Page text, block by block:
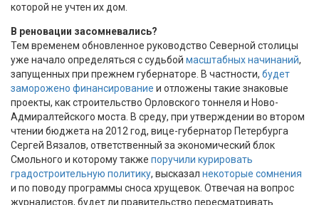
которой не учтен их дом.
В реновации засомневались?
Тем временем обновленное руководство Северной столицы
уже начало определяться с судьбой масштабных начинаний,
запущенных при прежнем губернаторе. В частности, будет
заморожено финансирование и отложены такие знаковые
проекты, как строительство Орловского тоннеля и Ново-
Адмиралтейского моста. В среду, при утверждении во втором
чтении бюджета на 2012 год, вице-губернатор Петербурга
Сергей Вязалов, ответственный за экономический блок
Смольного и которому также поручили курировать
градостроительную политику, высказал некоторые сомнения
и по поводу программы сноса хрущевок. Отвечая на вопрос
журналистов, будет ли правительство пересматривать